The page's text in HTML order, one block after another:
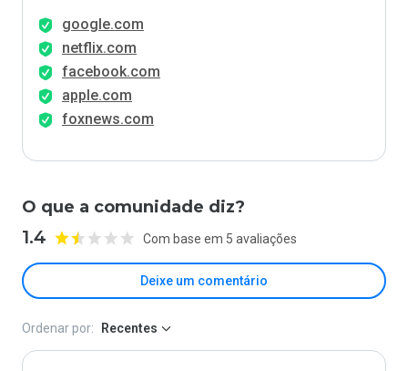
google.com
netflix.com
facebook.com
apple.com
foxnews.com
O que a comunidade diz?
1.4 Com base em 5 avaliações
Deixe um comentário
Ordenar por: Recentes